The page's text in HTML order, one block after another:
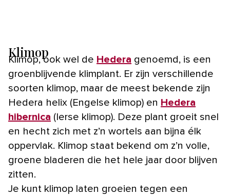
Klimop
Klimop, ook wel de Hedera genoemd, is een
groenblijvende klimplant. Er zijn verschillende
soorten klimop, maar de meest bekende zijn
Hedera helix (Engelse klimop) en Hedera
hibernica (Ierse klimop). Deze plant groeit snel
en hecht zich met z’n wortels aan bijna élk
oppervlak. Klimop staat bekend om z’n volle,
groene bladeren die het hele jaar door blijven
zitten.
Je kunt klimop laten groeien tegen een